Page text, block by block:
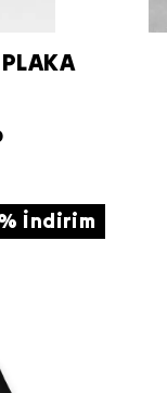
İndirim